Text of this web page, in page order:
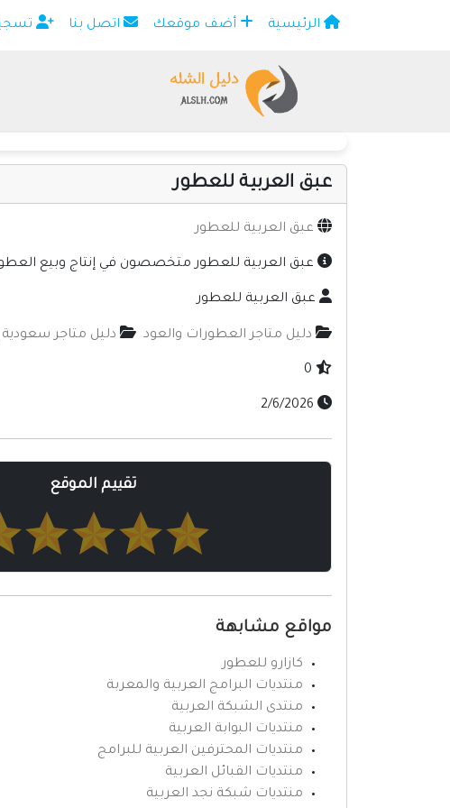
الرئيسية أضف موقعك اتصل بنا
عبق العربية للعطور
عبق العربية للعطور
عبق العربية للعطور متخصصون في إنتاج وبيع
عبق العربية للعطور
دليل متاجر العطورات والعود دليل متاجر سعودية
تقييم الموقع
مواقع مشابهة
كازارو للعطور
منتديات البرامج العربية والمعربة
منتدى الشبكة العربية
منتديات البوابة العربية
منتديات المحترفين العربية للبرامج
منتديات القبائل العربية
منتديات شبكة نجد العربية